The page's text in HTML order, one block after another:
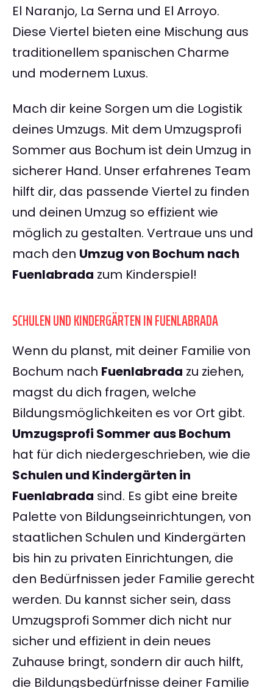
El Naranjo, La Serna und El Arroyo.
Diese Viertel bieten eine Mischung aus
traditionellem spanischen Charme
und modernem Luxus.
Mach dir keine Sorgen um die Logistik
deines Umzugs. Mit dem Umzugsprofi
Sommer aus Bochum ist dein Umzug in
sicherer Hand. Unser erfahrenes Team
hilft dir, das passende Viertel zu finden
und deinen Umzug so effizient wie
möglich zu gestalten. Vertraue uns und
mach den Umzug von Bochum nach
Fuenlabrada zum Kinderspiel!
SCHULEN UND KINDERGÄRTEN IN FUENLABRADA
Wenn du planst, mit deiner Familie von
Bochum nach Fuenlabrada zu ziehen,
magst du dich fragen, welche
Bildungsmöglichkeiten es vor Ort gibt.
Umzugsprofi Sommer aus Bochum
hat für dich niedergeschrieben, wie die
Schulen und Kindergärten in
Fuenlabrada sind. Es gibt eine breite
Palette von Bildungseinrichtungen, von
staatlichen Schulen und Kindergärten
bis hin zu privaten Einrichtungen, die
den Bedürfnissen jeder Familie gerecht
werden. Du kannst sicher sein, dass
Umzugsprofi Sommer dich nicht nur
sicher und effizient in dein neues
Zuhause bringt, sondern dir auch hilft,
die Bildungsbedürfnisse deiner Familie